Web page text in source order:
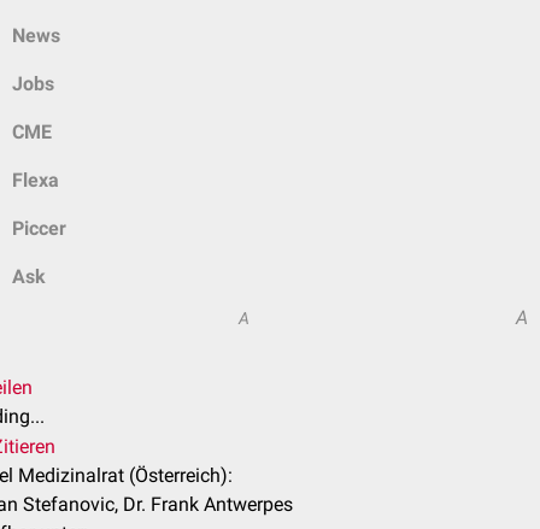
News
Jobs
CME
Flexa
Piccer
Ask
A A
Medizinalrat (Österreich):
Stefanovic, Dr. Frank Antwerpes